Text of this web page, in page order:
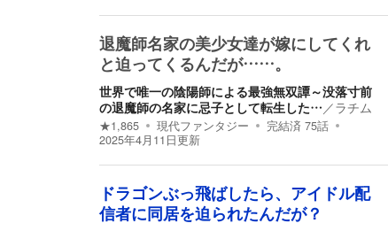
退魔師名家の美少女達が嫁にしてくれ
と迫ってくるんだが……。
世界で唯一の陰陽師による最強無双譚～没落寸前
の退魔師の名家に忌子として転生した…／ラチム
★1,865 現代ファンタジー 完結済 75話
2025年4月11日更新
ドラゴンぶっ飛ばしたら、アイドル配
信者に同居を迫られたんだが？